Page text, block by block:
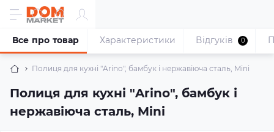
Полиця для кухні "Arino", бамбук і нержавіюча сталь, Mini
Полиця для кухні "Arino", бамбук і
нержавіюча сталь, Mini
Все про товар Характеристики Відгуків 0